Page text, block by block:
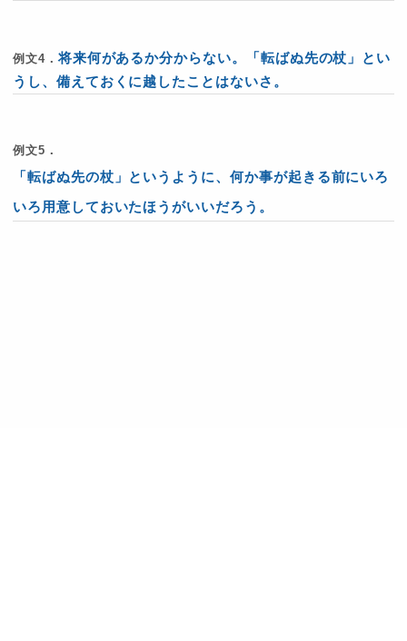
例文4．将来何があるか分からない。「転ばぬ先の杖」とい
うし、備えておくに越したことはないさ。
例文5．
「転ばぬ先の杖」というように、何か事が起きる前にいろ
いろ用意しておいたほうがいいだろう。